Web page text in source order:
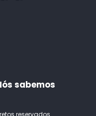
sabemos
reservados.